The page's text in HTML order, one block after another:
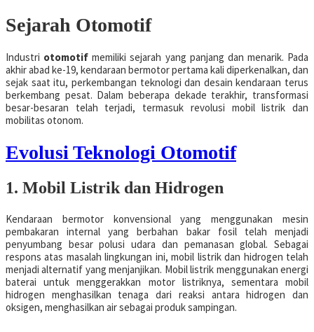
Sejarah Otomotif
Industri otomotif memiliki sejarah yang panjang dan menarik. Pada
akhir abad ke-19, kendaraan bermotor pertama kali diperkenalkan, dan
sejak saat itu, perkembangan teknologi dan desain kendaraan terus
berkembang pesat. Dalam beberapa dekade terakhir, transformasi
besar-besaran telah terjadi, termasuk revolusi mobil listrik dan
mobilitas otonom.
Evolusi Teknologi Otomotif
1. Mobil Listrik dan Hidrogen
Kendaraan bermotor konvensional yang menggunakan mesin
pembakaran internal yang berbahan bakar fosil telah menjadi
penyumbang besar polusi udara dan pemanasan global. Sebagai
respons atas masalah lingkungan ini, mobil listrik dan hidrogen telah
menjadi alternatif yang menjanjikan. Mobil listrik menggunakan energi
baterai untuk menggerakkan motor listriknya, sementara mobil
hidrogen menghasilkan tenaga dari reaksi antara hidrogen dan
oksigen, menghasilkan air sebagai produk sampingan.